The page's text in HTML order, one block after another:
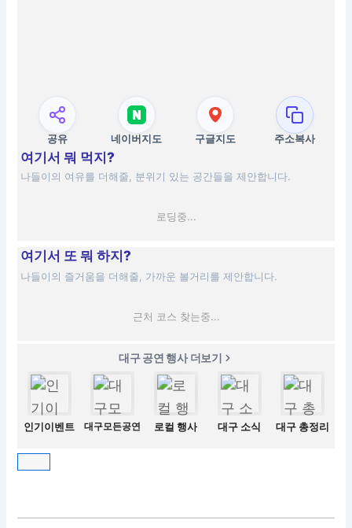
공유 네이버지도 구글지도 주소복사
여기서 뭐 먹지?
나들이의 여유를 더해줄, 분위기 있는 공간들을 제안합니다.
로딩중...
여기서 또 뭐 하지?
나들이의 즐거움을 더해줄, 가까운 볼거리를 제안합니다.
근처 코스 찾는중...
대구 공연 행사 더보기
인기이벤트 대구모든공연 로컬 행사 대구 소식 대구 총정리